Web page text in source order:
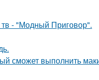
- "Модный Приговор".
сможет выполнить